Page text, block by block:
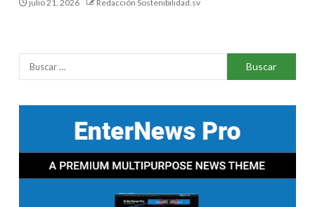
julio 21, 2026 Redacción Sostenibilidad.sv